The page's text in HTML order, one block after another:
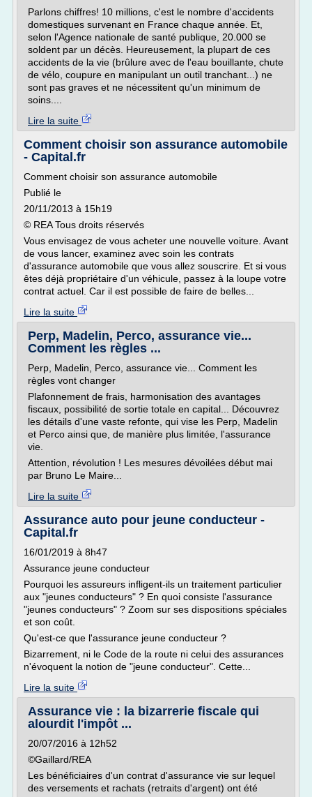
Parlons chiffres! 10 millions, c'est le nombre d'accidents
domestiques survenant en France chaque année. Et,
selon l'Agence nationale de santé publique, 20.000 se
soldent par un décès. Heureusement, la plupart de ces
accidents de la vie (brûlure avec de l'eau bouillante, chute
de vélo, coupure en manipulant un outil tranchant...) ne
sont pas graves et ne nécessitent qu'un minimum de
soins....
Lire la suite
Comment choisir son assurance automobile
- Capital.fr
Comment choisir son assurance automobile
Publié le
20/11/2013 à 15h19
© REA Tous droits réservés
Vous envisagez de vous acheter une nouvelle voiture. Avant
de vous lancer, examinez avec soin les contrats
d'assurance automobile que vous allez souscrire. Et si vous
êtes déjà propriétaire d'un véhicule, passez à la loupe votre
contrat actuel. Car il est possible de faire de belles...
Lire la suite
Perp, Madelin, Perco, assurance vie...
Comment les règles ...
Perp, Madelin, Perco, assurance vie... Comment les
règles vont changer
Plafonnement de frais, harmonisation des avantages
fiscaux, possibilité de sortie totale en capital... Découvrez
les détails d'une vaste refonte, qui vise les Perp, Madelin
et Perco ainsi que, de manière plus limitée, l'assurance
vie.
Attention, révolution ! Les mesures dévoilées début mai
par Bruno Le Maire...
Lire la suite
Assurance auto pour jeune conducteur -
Capital.fr
16/01/2019 à 8h47
Assurance jeune conducteur
Pourquoi les assureurs infligent-ils un traitement particulier
aux "jeunes conducteurs" ? En quoi consiste l'assurance
"jeunes conducteurs" ? Zoom sur ses dispositions spéciales
et son coût.
Qu'est-ce que l'assurance jeune conducteur ?
Bizarrement, ni le Code de la route ni celui des assurances
n'évoquent la notion de "jeune conducteur". Cette...
Lire la suite
Assurance vie : la bizarrerie fiscale qui
alourdit l'impôt ...
20/07/2016 à 12h52
©Gaillard/REA
Les bénéficiaires d'un contrat d'assurance vie sur lequel
des versements et rachats (retraits d'argent) ont été